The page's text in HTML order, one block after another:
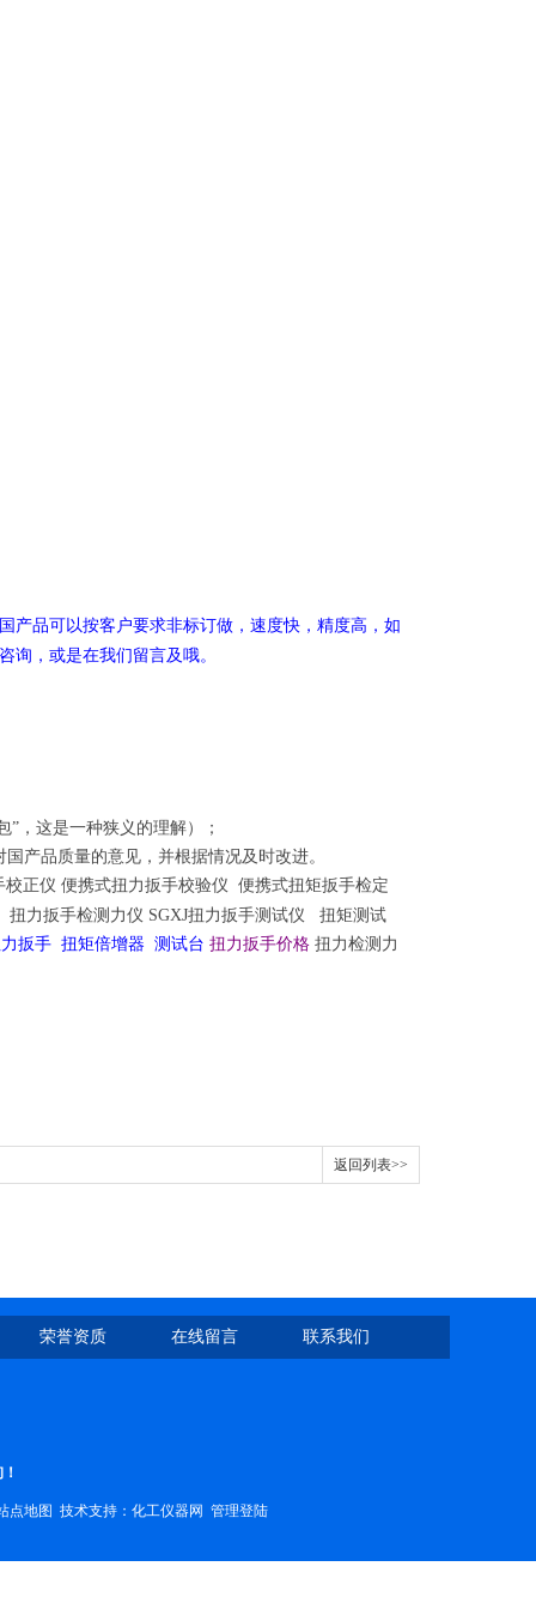
国产品可以按客户要求非标订做，速度快，精度高，如
询，或是在我们留言及哦。
，这是一种狭义的理解）；
产品质量的意见，并根据情况及时改进。
仪 便携式扭力扳手校验仪 便携式扭矩扳手检定
力扳手检测力仪 SGXJ扭力扳手测试仪
扭矩测试
扳手 扭矩倍增器 测试台 扭力扳手价格 扭力检测力
返回列表>>
荣誉资质 在线留言 联系我们
点地图 技术支持： 化工仪器网 管理登陆